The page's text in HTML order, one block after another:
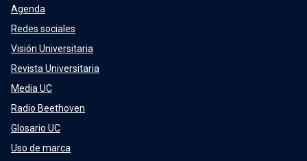
Agenda
Redes sociales
Visión Universitaria
Revista Universitaria
Media UC
Radio Beethoven
Glosario UC
Uso de marca